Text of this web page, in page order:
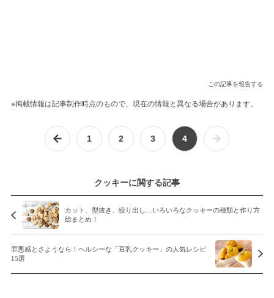
この記事を報告する
※掲載情報は記事制作時点のもので、現在の情報と異なる場合があります。
1 2 3 4
クッキーに関する記事
カット、型抜き、絞り出し…いろいろなクッキーの種類と作り方
総まとめ！
罪悪感とさようなら！ヘルシーな「豆乳クッキー」の人気レシピ
15選